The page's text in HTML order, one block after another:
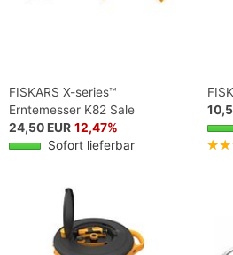
FISKARS X-series™
Erntemesser K82 Sale
24,50 EUR 12,47%
Sofort lieferbar